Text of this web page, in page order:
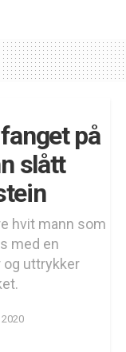
på
slått
hvit mann som
med en
og uttrykker